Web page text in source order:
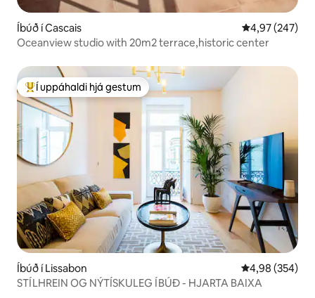
Íbúð í Cascais 4,97 af 5 í
4,97 (247)
Oceanview studio with 20m2 terrace,historic center
Í mestu uppáhaldi hjá gestum
Í uppáhaldi hjá gestum
Íbúð í Lissabon 4,98 af 5 í
4,98 (354)
STÍLHREIN OG NÝTÍSKULEG ÍBÚÐ - HJARTA BAIXA